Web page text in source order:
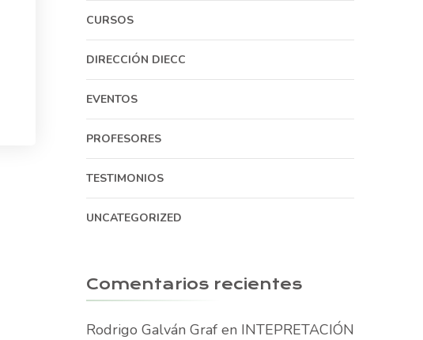
CURSOS
DIRECCIÓN DIECC
EVENTOS
PROFESORES
TESTIMONIOS
UNCATEGORIZED
Comentarios recientes
Rodrigo Galván Grafen INTEPRETACIÓN